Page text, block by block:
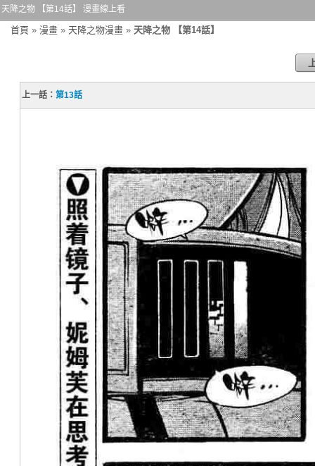
天降之物 【第14話】 漫畫線上看
首頁 » 漫畫 » 天降之物漫畫 » 天降之物 【第14話】
上一話：第13話